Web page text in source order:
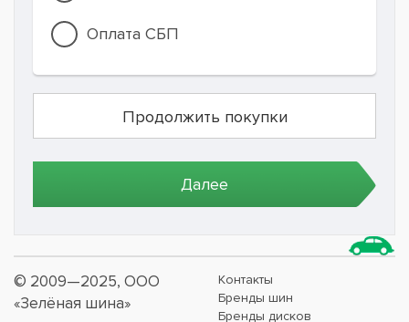
Оплата СБП
© 2009—2025, ООО
«Зелёная шина»
Контакты
Бренды шин
Бренды дисков